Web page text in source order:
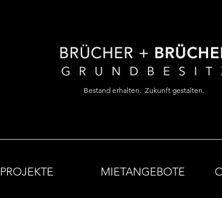
Bestand erhalten. Zukunft gestalten.
PROJEKTE MIETANGEBOTE